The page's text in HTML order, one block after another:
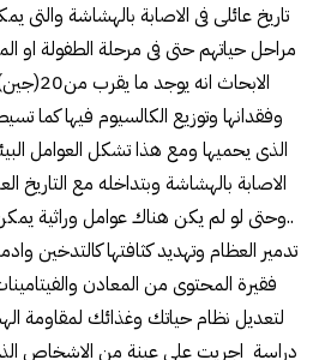
تاريخ عائلى فى الاصابة بالهشاشة
مراحل حياتهم حتى فى مرحلة الطفولة او
الابحاث
وفقدانها وتوزيع الكالسيوم فيها كما
الاصابة بالهشاشة وبتداخله مع التاريخ
..وحتى لو لم يكن هناك عوامل وراثية
تدمير العظام وتهديد كثافتها كالتدخين
فقيرة المحتوى من المعادن
لتعديل نظام حياتك وغذائك لمقاومة
دراسة اجريت على عينة من الاشخاص